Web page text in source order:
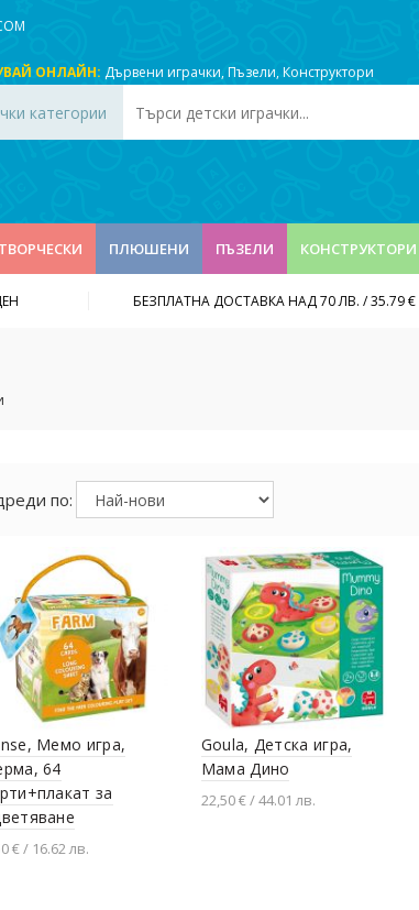
ОНЛАЙН: Дървени играчки,Пъзели,Конструктори
категории
ТВОРЧЕСКИ ПЛЮШЕНИ ПЪЗЕЛИ КОНСТРУКТОРИ
БЕЗПЛАТНА ДОСТАВКА НАД 70 ЛВ. / 35.79 €
по:
Мемо игра,
64
за
€ / 16.62 лв.
Goula, Детска игра,
Мама Дино
22,50 € / 44.01 лв.